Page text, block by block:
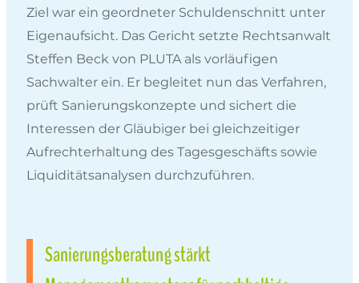
Ziel war ein geordneter Schuldenschnitt unter
Eigenaufsicht. Das Gericht setzte Rechtsanwalt
Steffen Beck von PLUTA als vorläufigen
Sachwalter ein. Er begleitet nun das Verfahren,
prüft Sanierungskonzepte und sichert die
Interessen der Gläubiger bei gleichzeitiger
Aufrechterhaltung des Tagesgeschäfts sowie
Liquiditätsanalysen durchzuführen.
Sanierungsberatung stärkt